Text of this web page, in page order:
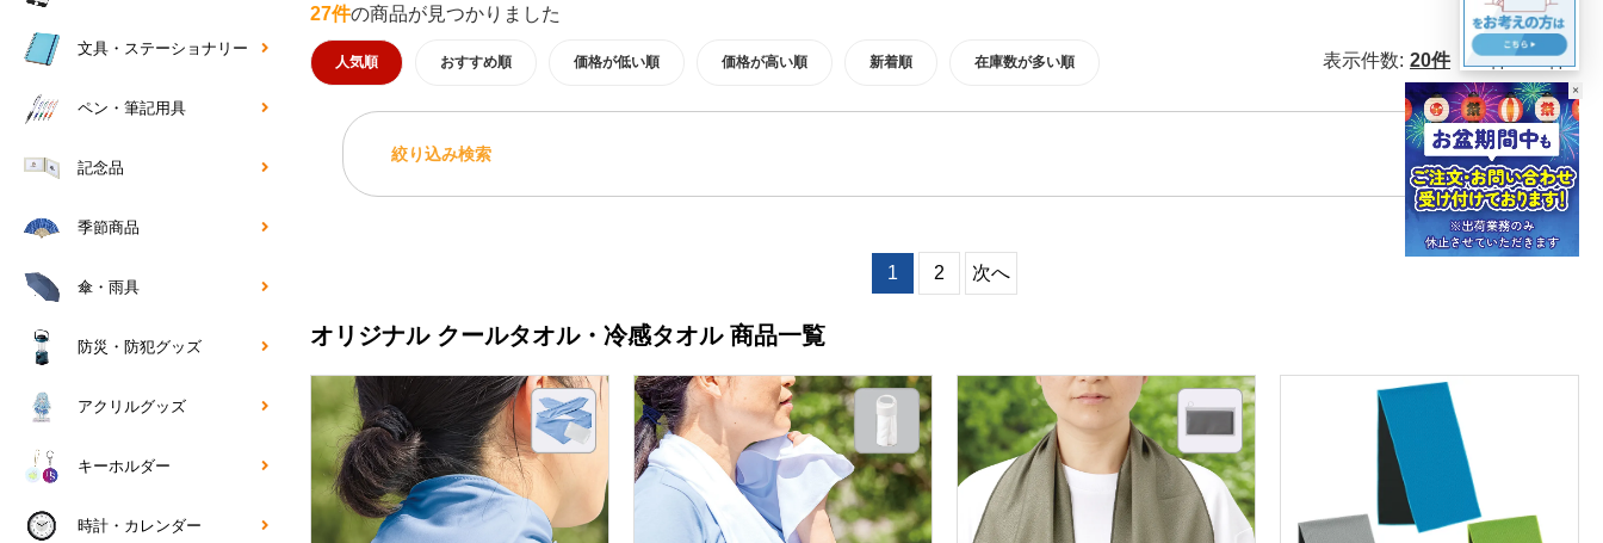
27件の商品が見つかりました
人気順 おすすめ順 価格が低い順 価格が高い順 新着順 在庫数が多い順 表示件数: 20件 40件 60件
絞り込み検索 開く ＋
1 2 次へ
オリジナル クールタオル・冷感タオル 商品一覧
文具・ステーショナリー
ペン・筆記用具
記念品
季節商品
傘・雨具
防災・防犯グッズ
アクリルグッズ
キーホルダー
時計・カレンダー
×